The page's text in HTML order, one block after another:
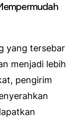
yang tersebar
menjadi lebih
pengirim